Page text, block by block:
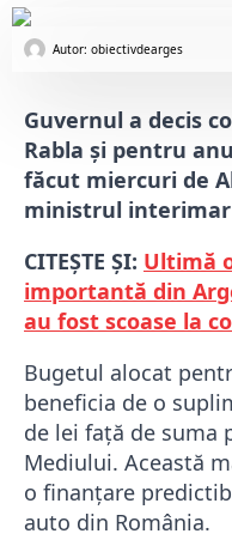
Autor: obiectivdearges
Guvernul a decis
Rabla și pentru
făcut miercuri de
ministrul interimar
CITEȘTE ȘI: Ultimă
importantă din
au fost scoase la
Bugetul alocat
beneficia de o
de lei față de suma
Mediului. Această
o finanțare
auto din România.